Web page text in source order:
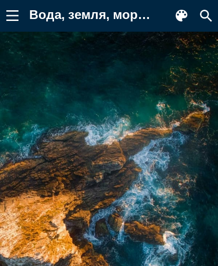
Вода, земля, море, гидроресурсы Картинка на телефон